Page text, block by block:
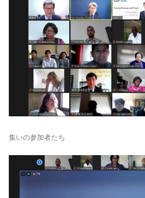
集いの参加者たち